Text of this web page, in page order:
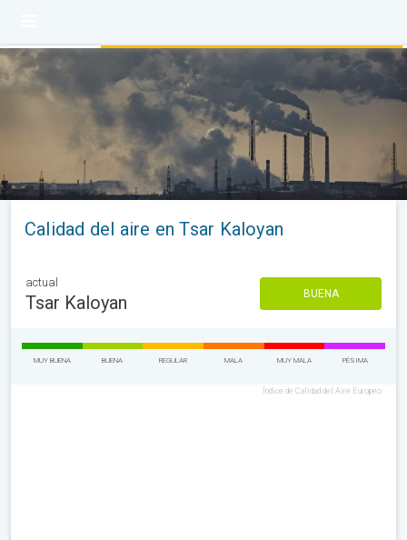
Calidad del aire en Tsar Kaloyan
actual
Tsar Kaloyan BUENA
MUY BUENA BUENA REGULAR MALA MUY MALA PÉSIMA
Índice de Calidad del Aire Europeo